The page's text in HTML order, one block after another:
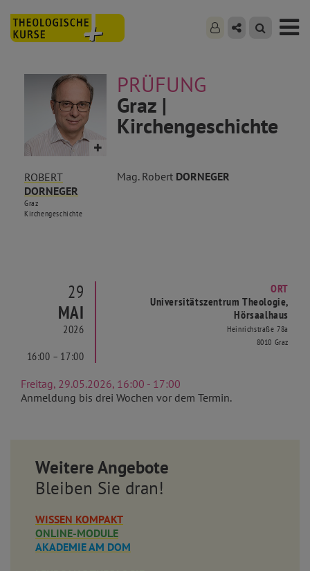
ROBERT
DORNEGER
Graz
Kirchengeschichte
PRÜFUNG
Graz |
Kirchengeschichte
Mag. Robert DORNEGER
29
MAI
2026
16:00 – 17:00
ORT
Universitätszentrum Theologie,
Hörsaalhaus
Heinrichstraße 78a
8010 Graz
Freitag, 29.05.2026, 16:00 - 17:00
Anmeldung bis drei Wochen vor dem Termin.
Weitere Angebote
Bleiben Sie dran!
WISSEN KOMPAKT
ONLINE-MODULE
AKADEMIE AM DOM